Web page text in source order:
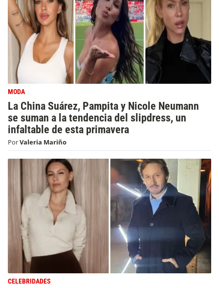
MODA
La China Suárez, Pampita y Nicole Neumann
se suman a la tendencia del slipdress, un
infaltable de esta primavera
PorValeria Mariño
CELEBRIDADES